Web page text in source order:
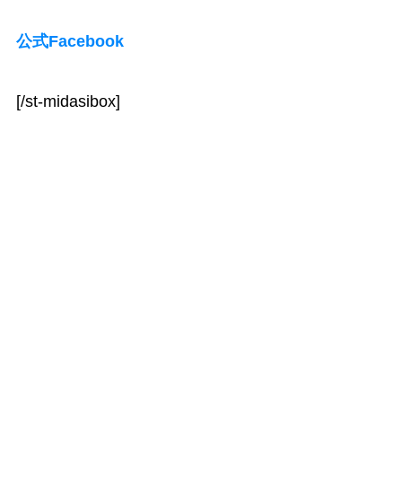
公式Facebook
[/st-midasibox]